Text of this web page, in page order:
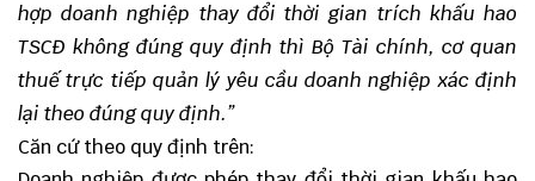
hợp doanh nghiệp thay đổi thời gian trích khấu hao
TSCĐ không đúng quy định thì Bộ Tài chính, cơ quan
thuế trực tiếp quản lý yêu cầu doanh nghiệp xác định
lại theo đúng quy định.”
Căn cứ theo quy định trên: